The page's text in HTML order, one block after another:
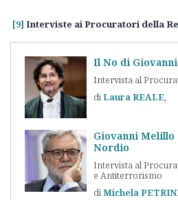
[9] Interviste ai Procuratori della
Il No di
Intervista al
LauraREALE
Giovanni
Nordio
Intervista al
e Antiterrorismo
Michela